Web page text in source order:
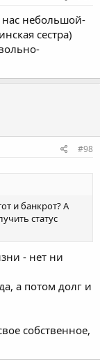
нас небольшой-
сестра)
#98
и банкрот? А
статус
- нет ни
а потом долг и
собственное,